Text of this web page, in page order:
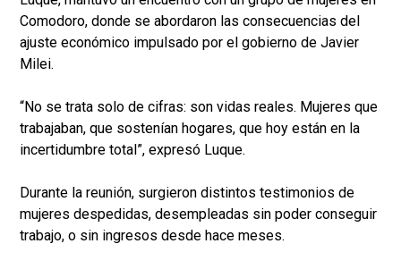
Comodoro, donde se abordaron las consecuencias del
ajuste económico impulsado por el gobierno de Javier
Milei.
“No se trata solo de cifras: son vidas reales. Mujeres que
trabajaban, que sostenían hogares, que hoy están en la
incertidumbre total”, expresó Luque.
Durante la reunión, surgieron distintos testimonios de
mujeres despedidas, desempleadas sin poder conseguir
trabajo, o sin ingresos desde hace meses.